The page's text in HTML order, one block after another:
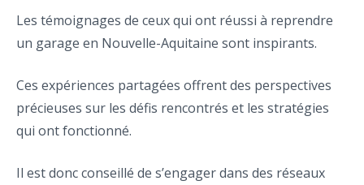
Les témoignages de ceux qui ont réussi à reprendre
un garage en Nouvelle-Aquitaine sont inspirants.
Ces expériences partagées offrent des perspectives
précieuses sur les défis rencontrés et les stratégies
qui ont fonctionné.
Il est donc conseillé de s’engager dans des réseaux